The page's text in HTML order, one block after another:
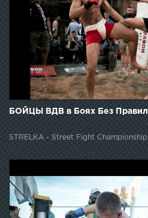
БОЙЦЫ ВДВ в Боях Без Правил
STRELKA - Street Fight Championship